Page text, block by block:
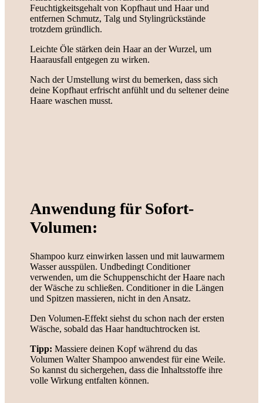
Feuchtigkeitsgehalt von Kopfhaut und Haar und
entfernen Schmutz, Talg und Stylingrückstände
trotzdem gründlich.
Leichte Öle stärken dein Haar an der Wurzel, um
Haarausfall entgegen zu wirken.
Nach der Umstellung wirst du bemerken, dass sich
deine Kopfhaut erfrischt anfühlt und du seltener deine
Haare waschen musst.
Anwendung für Sofort-
Volumen:
Shampoo kurz einwirken lassen und mit lauwarmem
Wasser ausspülen. Undbedingt Conditioner
verwenden, um die Schuppenschicht der Haare nach
der Wäsche zu schließen. Conditioner in die Längen
und Spitzen massieren, nicht in den Ansatz.
Den Volumen-Effekt siehst du schon nach der ersten
Wäsche, sobald das Haar handtuchtrocken ist.
Tipp: Massiere deinen Kopf während du das
Volumen Walter Shampoo anwendest für eine Weile.
So kannst du sichergehen, dass die Inhaltsstoffe ihre
volle Wirkung entfalten können.